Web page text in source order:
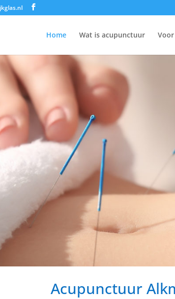
Home Wat is acupunctuur
Acupunctuur